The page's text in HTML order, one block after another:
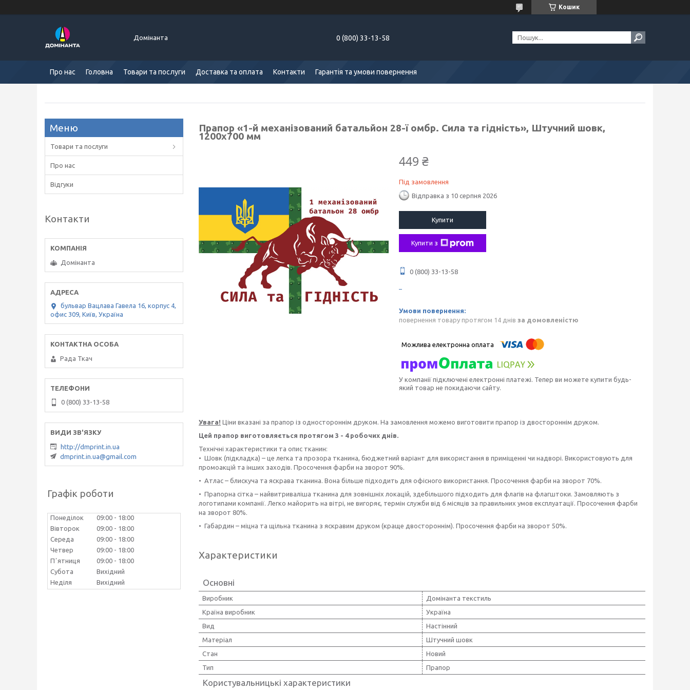
Кошик
Домінанта 0 (800) 33-13-58
Про нас Головна Товари та послуги Доставка та оплата Контакти Гарантія та умови повернення
Прапор «1-й механізований батальйон 28-ї омбр. Сила та гідність», Штучний шовк,
1200х700 мм
449 ₴
Під замовлення
Відправка з 10 серпня 2026
Купити
Купити з
0 (800) 33-13-58
повернення товару протягом 14 днів за домовленістю
У компанії підключені електронні платежі. Тепер ви можете купити будь-
який товар не покидаючи сайту.
Увага! Ціни вказані за прапор із одностороннім друком. На замовлення можемо виготовити прапор із двостороннім друком.
Цей прапор виготовляється протягом 3 - 4 робочих днів.
Технічні характеристики та опис тканин:
• Шовк (підкладка) – це легка та прозора тканина, бюджетний варіант для використання в приміщенні чи надворі. Використовують для
промоакцій та інших заходів. Просочення фарби на зворот 90%.
• Атлас – блискуча та яскрава тканина. Вона більше підходить для офісного використання. Просочення фарби на зворот 70%.
• Прапорна сітка – найвитриваліша тканина для зовнішніх локацій, здебільшого підходить для флагів на флагштоки. Замовляють з
логотипами компанії. Легко майорить на вітрі, не вигоряє, термін служби від 6 місяців за правильних умов експлуатації. Просочення фарби
на зворот 80%.
• Габардин – міцна та щільна тканина з яскравим друком (краще двостороннім). Просочення фарби на зворот 50%.
Характеристики
Основні
Виробник
Домінанта текстиль
Країна виробник
Україна
Вид
Настінний
Матеріал
Штучний шовк
Стан
Новий
Тип
Прапор
Користувальницькі характеристики
Товари та послуги
Про нас
Відгуки
Контакти
Домінанта
бульвар Вацлава Гавела 16, корпус 4,
офис 309, Київ, Україна
Рада Ткач
0 (800) 33-13-58
http://dmprint.in.ua
dmprint.in.ua@gmail.com
Графік роботи
Понеділок 09:00
18:00
Вівторок
09:00
18:00
Середа
09:00
18:00
Четвер
09:00
18:00
Пʼятниця
09:00
18:00
Субота
Вихідний
Неділя
Вихідний